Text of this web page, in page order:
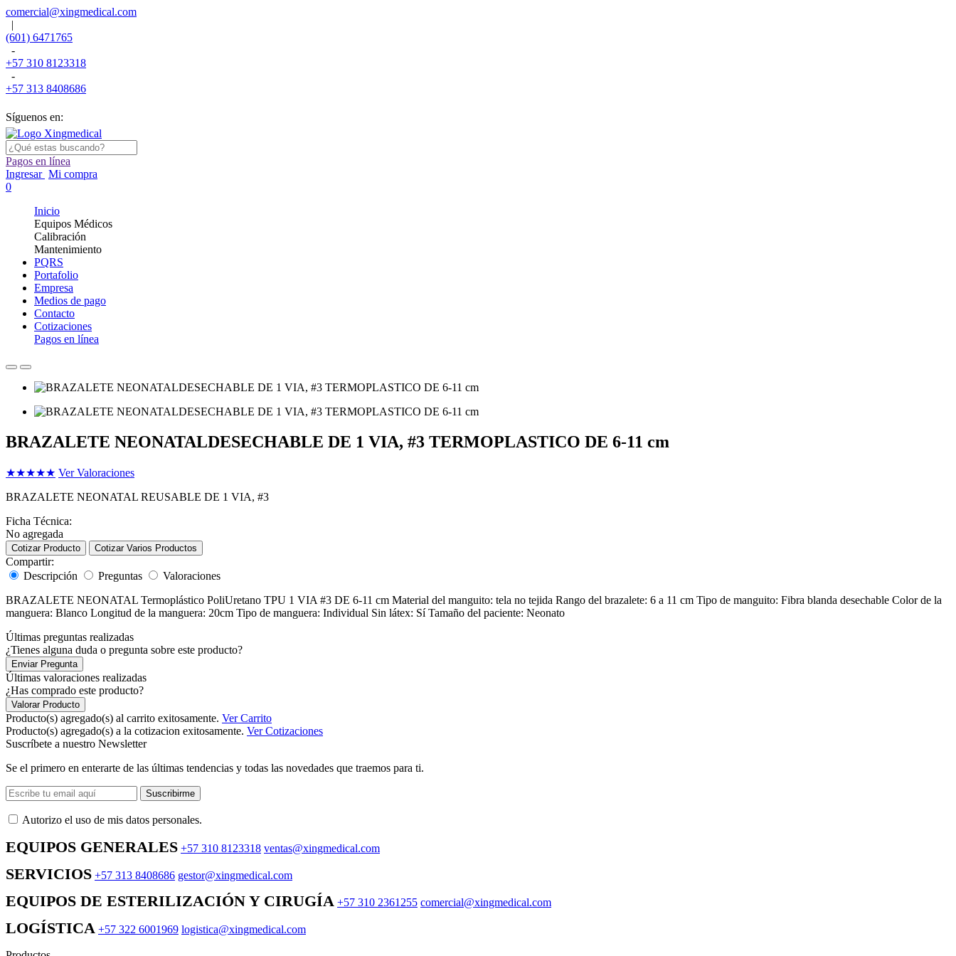
comercial@xingmedical.com
|
(601) 6471765
-
+57 310 8123318
-
+57 313 8408686
Síguenos en:
Pagos en línea
Ingresar Mi compra
0
Inicio
Equipos Médicos
Calibración
Mantenimiento
PQRS
Portafolio
Empresa
Medios de pago
Contacto
Cotizaciones
Pagos en línea
BRAZALETE NEONATALDESECHABLE DE 1 VIA, #3 TERMOPLASTICO DE 6-11 cm
★★★★★ Ver Valoraciones
BRAZALETE NEONATAL REUSABLE DE 1 VIA, #3
Ficha Técnica:
No agregada
Cotizar Producto Cotizar Varios Productos
Compartir:
Descripción
Preguntas
Valoraciones
BRAZALETE NEONATAL Termoplástico PoliUretano TPU 1 VIA #3 DE 6-11 cm Material del manguito: tela no tejida Rango del brazalete: 6 a 11 cm Tipo de manguito: Fibra blanda desechable Color de la
manguera: Blanco Longitud de la manguera: 20cm Tipo de manguera: Individual Sin látex: Sí Tamaño del paciente: Neonato
Últimas preguntas realizadas
¿Tienes alguna duda o pregunta sobre este producto?
Enviar Pregunta
Últimas valoraciones realizadas
¿Has comprado este producto?
Valorar Producto
Producto(s) agregado(s) al carrito exitosamente. Ver Carrito
Producto(s) agregado(s) a la cotizacion exitosamente. Ver Cotizaciones
Suscríbete a nuestro Newsletter
Se el primero en enterarte de las últimas tendencias y todas las novedades que traemos para ti.
Suscribirme
Autorizo ​​el uso de mis datos personales.
EQUIPOS GENERALES +57 310 8123318 ventas@xingmedical.com
SERVICIOS +57 313 8408686 gestor@xingmedical.com
EQUIPOS DE ESTERILIZACIÓN Y CIRUGÍA +57 310 2361255 comercial@xingmedical.com
LOGÍSTICA +57 322 6001969 logistica@xingmedical.com